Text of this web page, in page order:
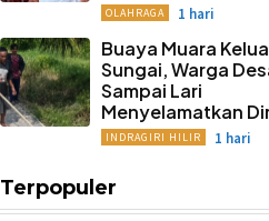
OLAHRAGA 1 hari
Buaya Muara
Sungai, Warga
Sampai Lari
Menyelamatkan
INDRAGIRI HILIR 1 hari
Terpopuler